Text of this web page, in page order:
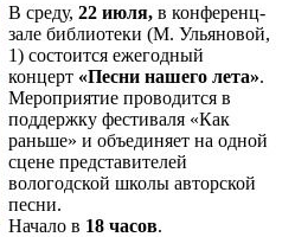
В среду, 22 июля, в конференц-
зале библиотеки (М. Ульяновой,
1) состоится ежегодный
концерт «Песни нашего лета».
Мероприятие проводится в
поддержку фестиваля «Как
раньше» и объединяет на одной
сцене представителей
вологодской школы авторской
песни.
Начало в 18 часов.